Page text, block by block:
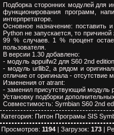
Подборка сторонних модулей для
функционирования программ,
интерпретаторе.
Основное назначение:
Python не запускается, то
99 % случаев. 1 % процент
пользователя.
В версии 1.30 добавлено:
- модуль appuifw2 для S60 2nd
- модуль urllib2, а рядом и
отличие от оригинала - отсутствие
Изменения от atrant:
- заменил присутствующий модуль
Установку подборки
Совместимость: Symbian S60 2nd
Категория: Питон Програмы SIS
Просмотров: 1194 | Загрузок: 173 |